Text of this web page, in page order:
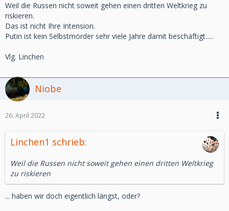
Weil die Russen nicht soweit gehen einen dritten Weltkrieg zu
riskieren.
Das ist nicht Ihre Intension.
Putin ist kein Selbstmörder sehr viele Jahre damit beschäftigt.....
Vlg. Linchen
Niobe
26. April 2022
Linchen1 schrieb:
Weil die Russen nicht soweit gehen einen dritten Weltkrieg
zu riskieren
... haben wir doch eigentlich längst, oder?